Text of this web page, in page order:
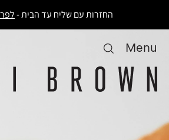
החזרות עם שליח עד הבית -
Menu